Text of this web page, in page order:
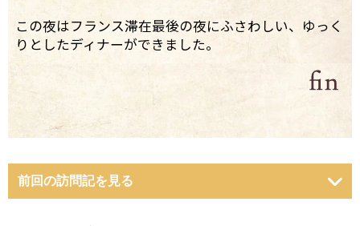
この夜はフランス滞在最後の夜にふさわしい、ゆっく
りとしたディナーができました。
前回の訪問記を見る